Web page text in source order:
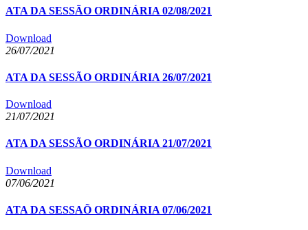
ATA DA SESSÃO ORDINÁRIA 02/08/2021
Download
26/07/2021
ATA DA SESSÃO ORDINÁRIA 26/07/2021
Download
21/07/2021
ATA DA SESSÃO ORDINÁRIA 21/07/2021
Download
07/06/2021
ATA DA SESSAÕ ORDINÁRIA 07/06/2021